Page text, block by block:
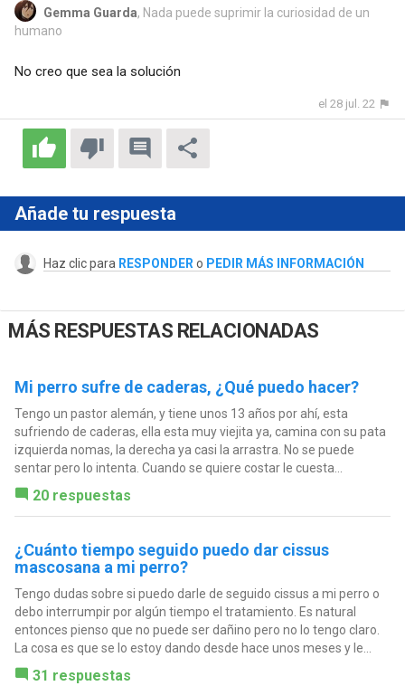
Gemma Guarda, Nada puede suprimir la curiosidad de un
humano
No creo que sea la solución
el 28 jul. 22
Añade tu respuesta
Haz clic para RESPONDER o PEDIR MÁS INFORMACIÓN
MÁS RESPUESTAS RELACIONADAS
Mi perro sufre de caderas, ¿Qué puedo hacer?
Tengo un pastor alemán, y tiene unos 13 años por ahí, esta
sufriendo de caderas, ella esta muy viejita ya, camina con su pata
izquierda nomas, la derecha ya casi la arrastra. No se puede
sentar pero lo intenta. Cuando se quiere costar le cuesta...
20 respuestas
¿Cuánto tiempo seguido puedo dar cissus
mascosana a mi perro?
Tengo dudas sobre si puedo darle de seguido cissus a mi perro o
debo interrumpir por algún tiempo el tratamiento. Es natural
entonces pienso que no puede ser dañino pero no lo tengo claro.
La cosa es que se lo estoy dando desde hace unos meses y le...
31 respuestas